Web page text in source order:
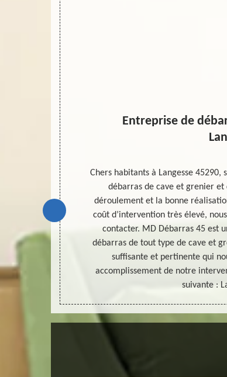
de
débarras
nous
priorisant
Entreprise de
Chers habitants à Langesse
débarras de cave et grenier
déroulement et la bonne
coût d’intervention très élevé,
contacter. MD Débarras 45 est
débarras de tout type de cave et
suffisante et pertinente qui
accomplissement de notre
suivante :